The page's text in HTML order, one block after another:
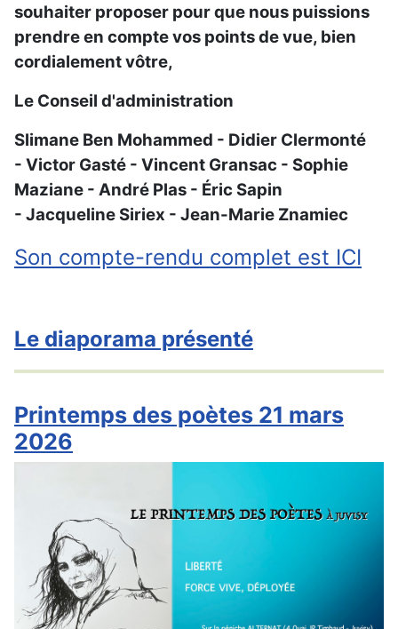
souhaiter proposer pour que nous puissions
prendre en compte vos points de vue, bien
cordialement vôtre,
Le Conseil d'administration
Slimane Ben Mohammed - Didier Clermonté
- Victor Gasté - Vincent Gransac - Sophie
Maziane - André Plas - Éric Sapin
- Jacqueline Siriex - Jean-Marie Znamiec
Son compte-rendu complet est ICI
Le diaporama présenté
Printemps des poètes 21 mars
2026